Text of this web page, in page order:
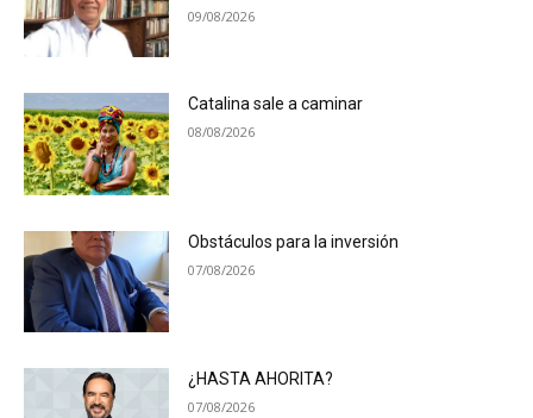
09/08/2026
Catalina sale a caminar
08/08/2026
Obstáculos para la inversión
07/08/2026
¿HASTA AHORITA?
07/08/2026